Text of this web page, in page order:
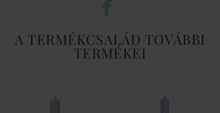
A TERMÉKCSALÁD TOVÁBBI
TERMÉKEI